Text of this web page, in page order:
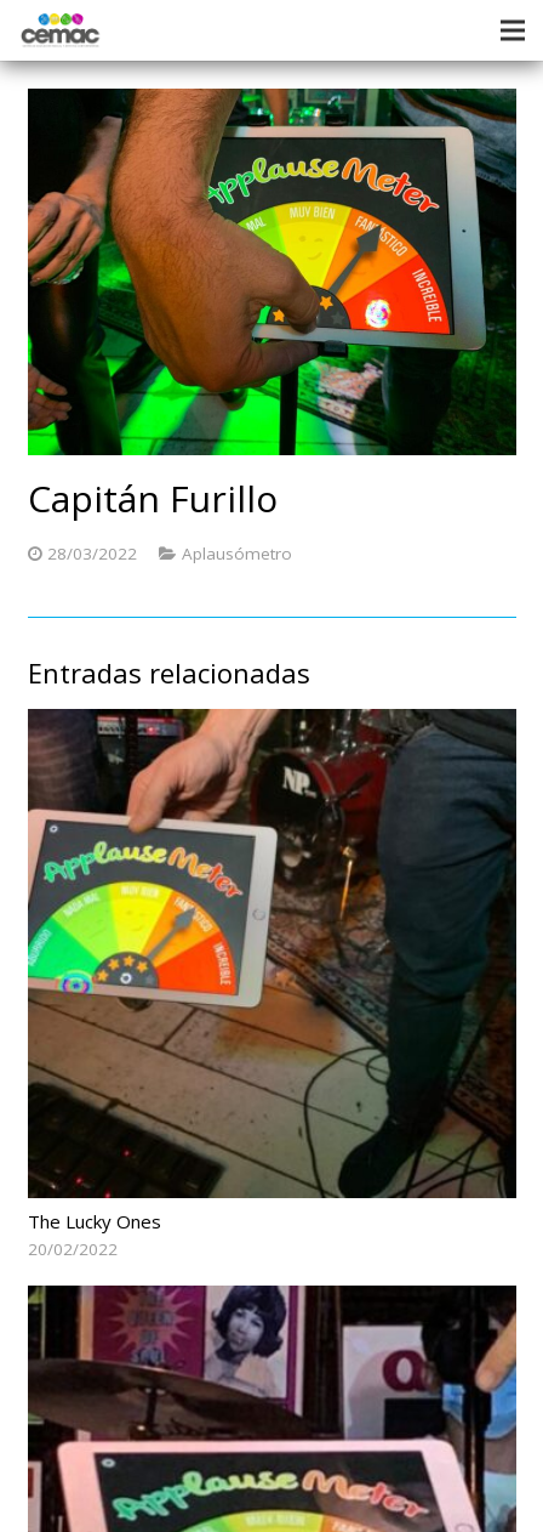
Capitán Furillo
28/03/2022 Aplausómetro
Entradas relacionadas
The Lucky Ones
20/02/2022